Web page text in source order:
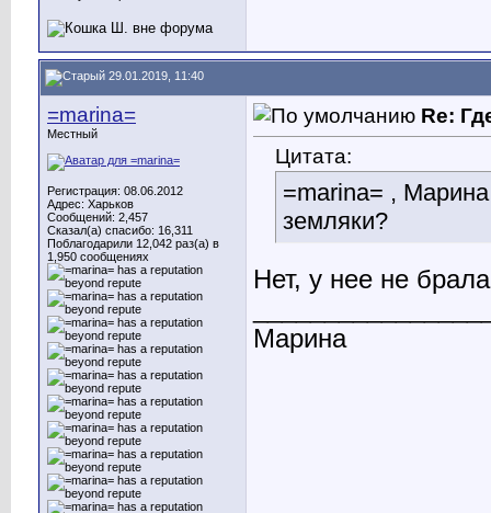
29.01.2019, 11:40
=marina=
Местный
Регистрация: 08.06.2012
Адрес: Харьков
Сообщений: 2,457
Сказал(а) спасибо: 16,311
Поблагодарили 12,042 раз(а) в
1,950 сообщениях
Re:
Цитата:
=marina= ,
земляки?
Нет, у нее не
Марина